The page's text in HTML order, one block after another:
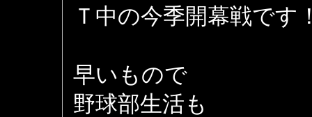
Ｔ中の今季開幕戦です
早いもので
野球部生活も